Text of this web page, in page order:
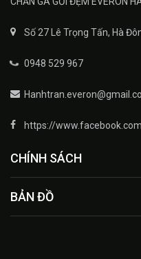
Số 27 Lê Trọng Tấn, Hà
0948 529 967
https://
CHÍNH SÁCH
BẢN ĐỒ